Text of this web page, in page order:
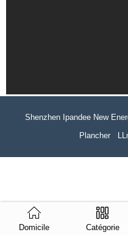
Shenzhen Ipandee New
Plancher
Domicile Catégorie